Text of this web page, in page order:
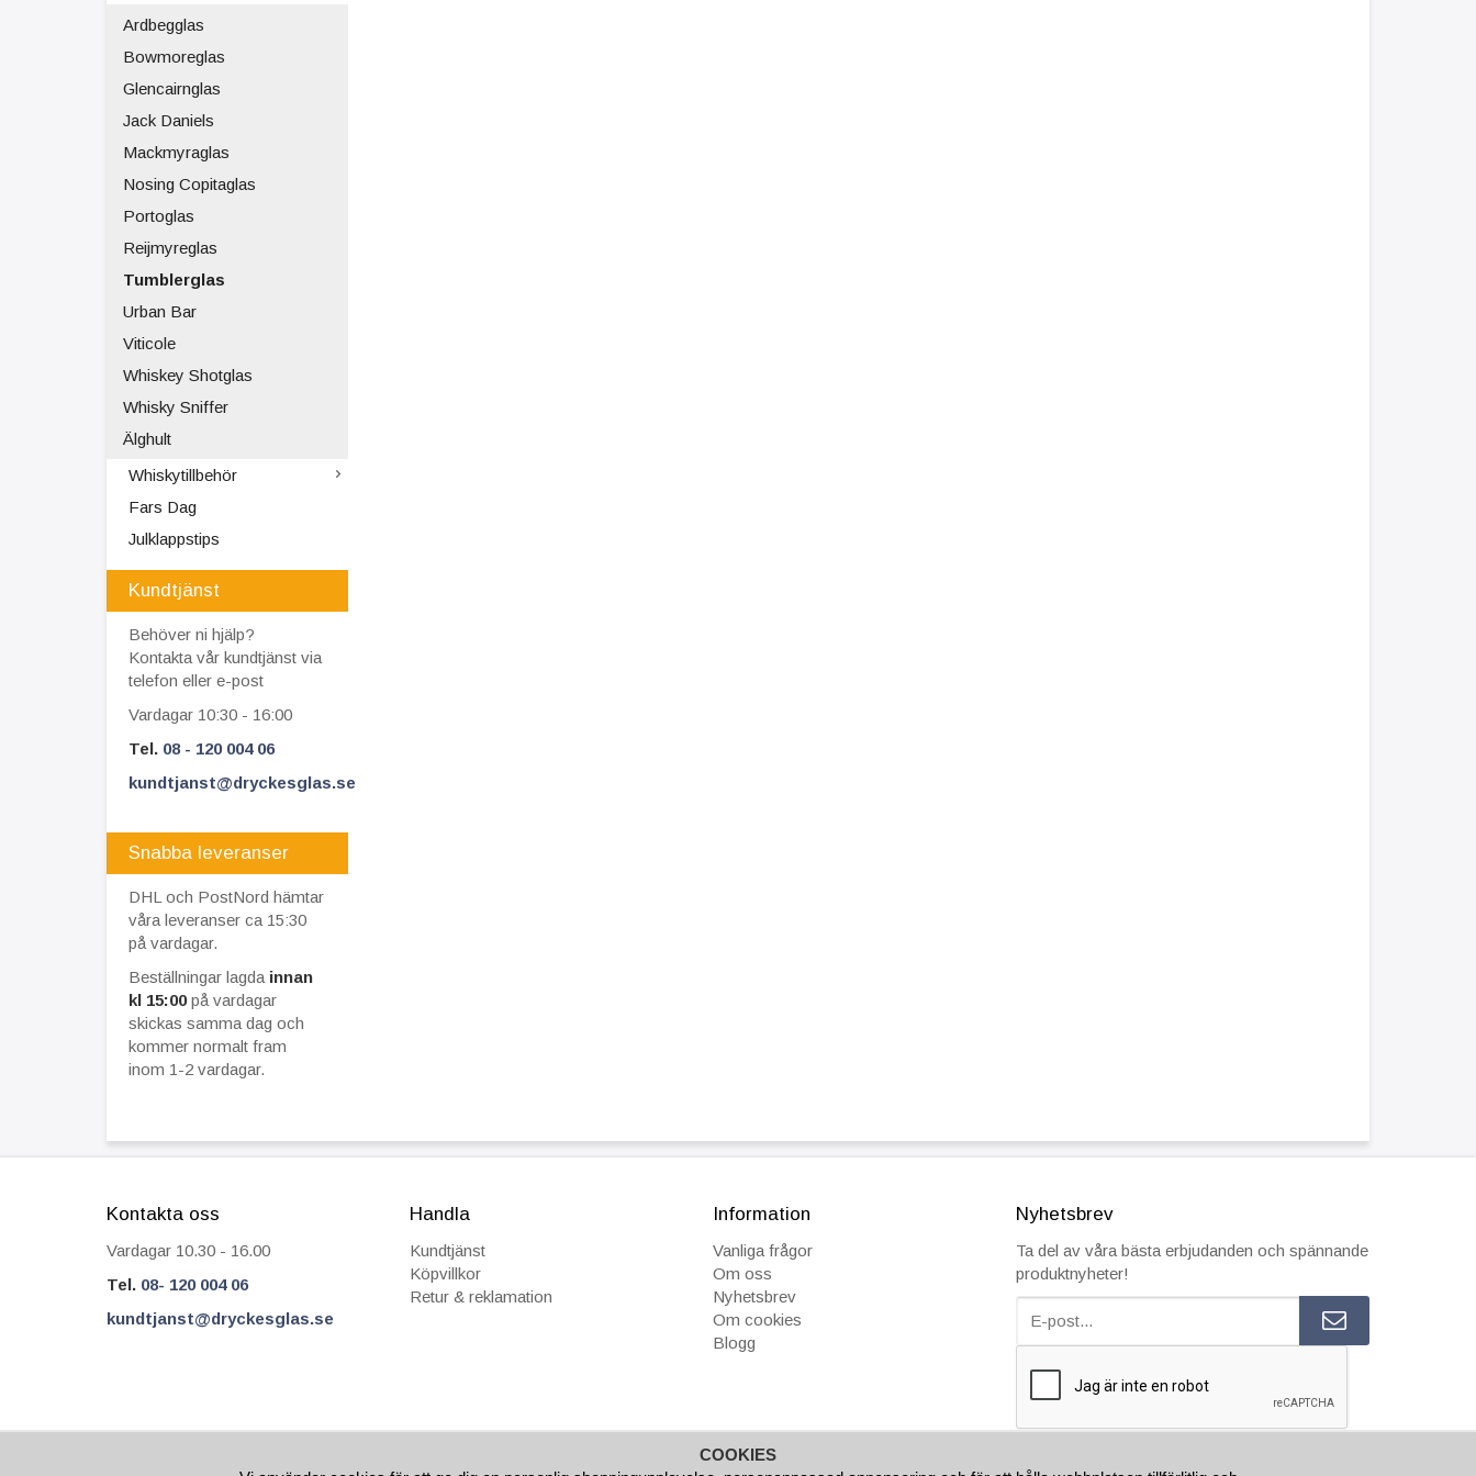
Ardbegglas
Bowmoreglas
Glencairnglas
Jack Daniels
Mackmyraglas
Nosing Copitaglas
Portoglas
Reijmyreglas
Tumblerglas
Urban Bar
Viticole
Whiskey Shotglas
Whisky Sniffer
Älghult
Whiskytillbehör
Fars Dag
Julklappstips
Kundtjänst
Behöver ni hjälp?
Kontakta vår kundtjänst via
telefon eller e-post
Vardagar 10:30 - 16:00
Tel. 08 - 120 004 06
kundtjanst@dryckesglas.se
Snabba leveranser
DHL och PostNord hämtar
våra leveranser ca 15:30
på vardagar.
Beställningar lagda innan
kl 15:00på vardagar
skickas samma dag och
kommer normalt fram
inom 1-2 vardagar.
Kontakta oss
Vardagar 10.30 - 16.00
Tel. 08- 120 004 06
kundtjanst@dryckesglas.se
Handla
Kundtjänst
Köpvillkor
Retur & reklamation
Information
Vanliga frågor
Om oss
Nyhetsbrev
Om cookies
Blogg
Nyhetsbrev
Ta del av våra bästa erbjudanden och spännande
produktnyheter!
FAKTURA/AVBETALNING SNABBA LEVERANSER
COOKIES